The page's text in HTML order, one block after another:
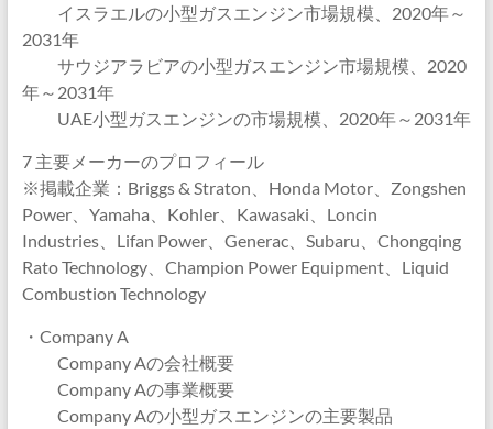
イスラエルの小型ガスエンジン市場規模、2020年～
2031年
サウジアラビアの小型ガスエンジン市場規模、2020
年～2031年
UAE小型ガスエンジンの市場規模、2020年～2031年
7 主要メーカーのプロフィール
※掲載企業：Briggs & Straton、Honda Motor、Zongshen
Power、Yamaha、Kohler、Kawasaki、Loncin
Industries、Lifan Power、Generac、Subaru、Chongqing
Rato Technology、Champion Power Equipment、Liquid
Combustion Technology
・Company A
Company Aの会社概要
Company Aの事業概要
Company Aの小型ガスエンジンの主要製品